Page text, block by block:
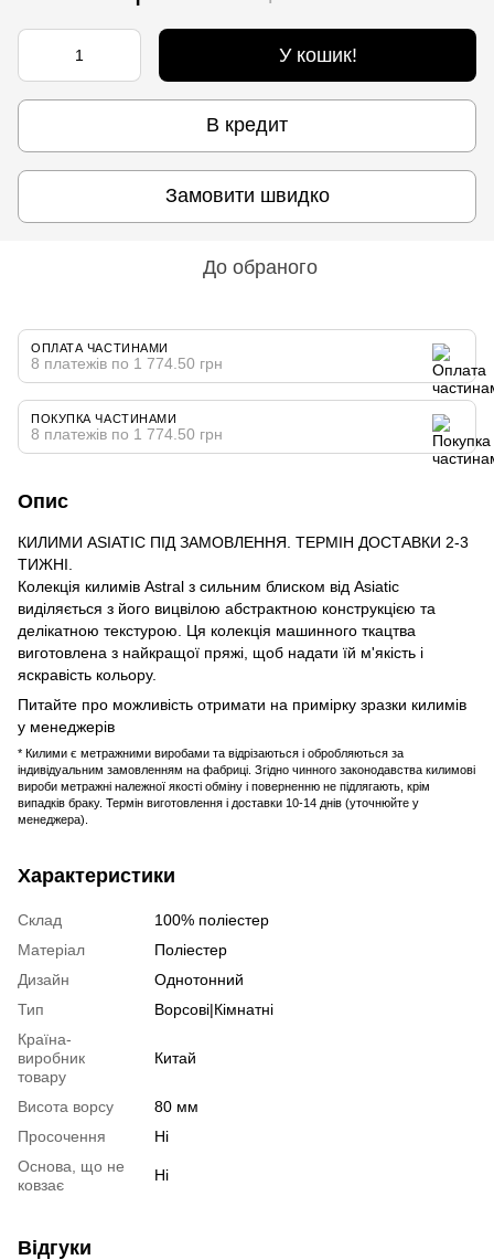
У кошик!
В кредит
Замовити швидко
До обраного
ОПЛАТА ЧАСТИНАМИ
8 платежів по 1 774.50 грн
ПОКУПКА ЧАСТИНАМИ
8 платежів по 1 774.50 грн
Опис
КИЛИМИ ASIATIC ПІД ЗАМОВЛЕННЯ. ТЕРМІН ДОСТАВКИ 2-3
ТИЖНІ.
Колекція килимів Astral з сильним блиском від Asiatic
виділяється з його вицвілою абстрактною конструкцією та
делікатною текстурою. Ця колекція машинного ткацтва
виготовлена ​​з найкращої пряжі, щоб надати їй м'якість і
яскравість кольору.
Питайте про можливість отримати на примірку зразки килимів
у менеджерів
* Килими є метражними виробами та відрізаються і обробляються за
індивідуальним замовленням на фабриці. Згідно чинного законодавства килимові
вироби метражні належної якості обміну і поверненню не підлягають, крім
випадків браку. Термін виготовлення і доставки 10-14 днів (уточнюйте у
менеджера).
Характеристики
Склад
100% поліестер
Матеріал
Поліестер
Дизайн
Однотонний
Тип
Ворсові|Кімнатні
Країна-
виробник
товару
Китай
Висота ворсу
80 мм
Просочення
Ні
Основа, що не
ковзає
Ні
Відгуки